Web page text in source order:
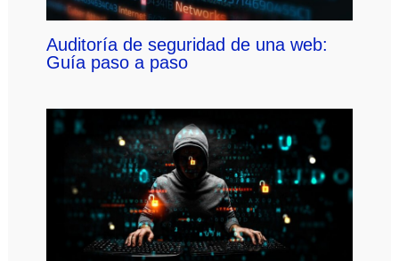
Auditoría de seguridad de una web:
Guía paso a paso